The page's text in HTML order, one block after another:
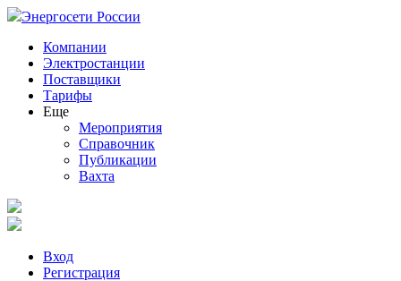
Энергосети России
Компании
Электростанции
Поставщики
Тарифы
Еще
Мероприятия
Справочник
Публикации
Вахта
Вход
Регистрация